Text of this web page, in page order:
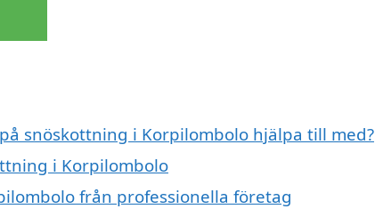
snöskottning i Korpilombolo hjälpa till med?
i Korpilombolo
från professionella företag